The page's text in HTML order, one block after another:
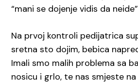
“mani se dojenje vidis da
Na prvoj kontroli pedijatrica
sretna sto dojim, bebica
Imali smo malih problema sa
nosicu i grlo, te nas smjeste